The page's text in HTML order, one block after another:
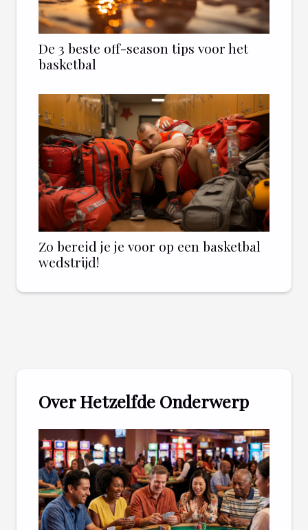
De 3 beste off-season tips voor het
basketbal
Zo bereid je je voor op een basketbal
wedstrijd!
Over Hetzelfde Onderwerp